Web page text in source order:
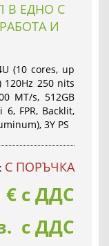
В ЕДНО С
И
(10 cores, up
120Hz 250 nits
MT/s, 512GB
6, FPR, Backlit,
3Y PS
С ПОРЪЧКА
€ с ДДС
с ДДС